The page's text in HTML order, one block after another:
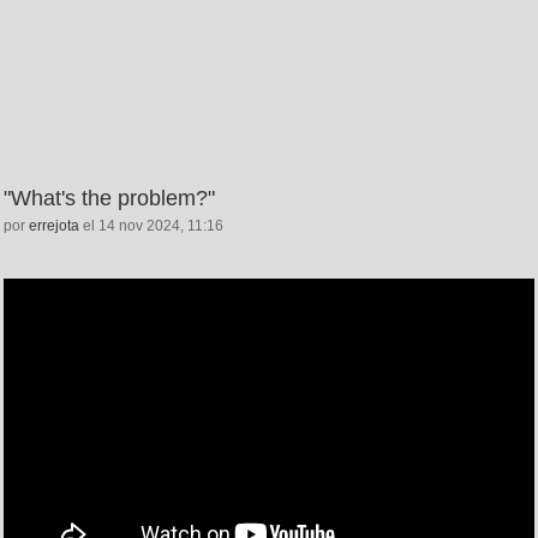
"What's the problem?"
por errejota el 14 nov 2024, 11:16